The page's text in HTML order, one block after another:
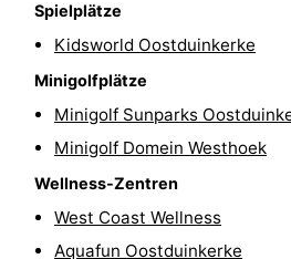
Golfplatze
Surfen
Essen
und
trinken
Veranstaltungen
Praktisch
Forum
Spielplätze
Kidsworld Oostduinkerke
Minigolfplätze
Minigolf Sunparks
Minigolf Domein Westhoek
Wellness-Zentren
West Coast Wellness
Aquafun Oostduinkerke